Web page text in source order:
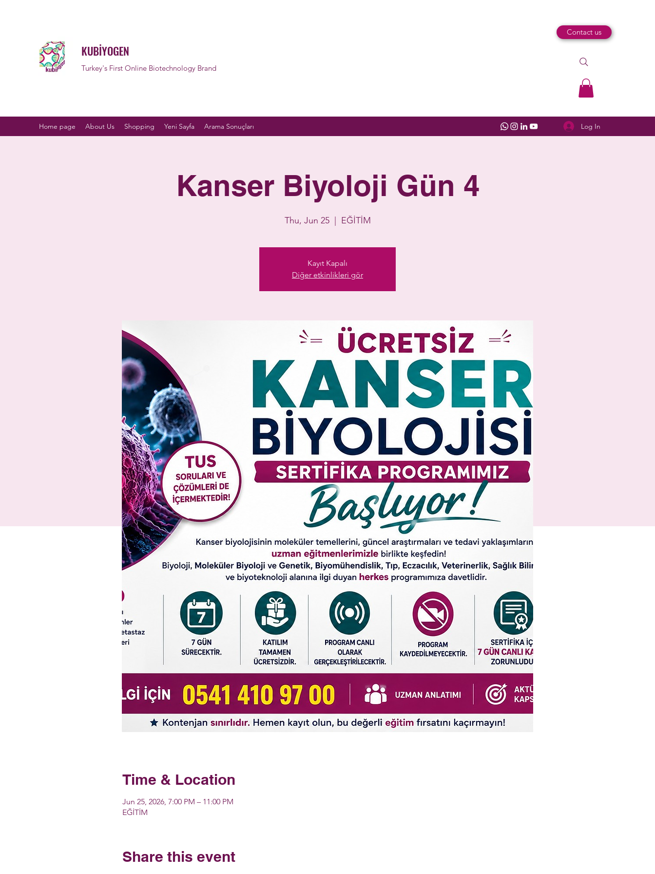
KUBİYOGEN
Turkey's First Online Biotechnology Brand
Contact us
Home page About Us Shopping Yeni Sayfa Arama Sonuçları Log In
Kanser Biyoloji Gün 4
Thu, Jun 25
  |
EĞİTİM
Kayıt Kapalı
Diğer etkinlikleri gör
Time & Location
Jun 25, 2026, 7:00 PM – 11:00 PM
EĞİTİM
Share this event